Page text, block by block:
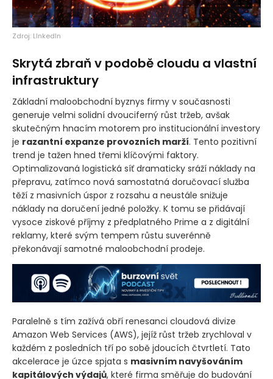
Zdroj: LInkedIn
Skrytá zbraň v podobě cloudu a vlastní
infrastruktury
Základní maloobchodní byznys firmy v současnosti
generuje velmi solidní dvouciferný růst tržeb, avšak
skutečným hnacím motorem pro institucionální investory
je razantní expanze provozních marží. Tento pozitivní
trend je tažen hned třemi klíčovými faktory.
Optimalizovaná logistická síť dramaticky sráží náklady na
přepravu, zatímco nová samostatná doručovací služba
těží z masivních úspor z rozsahu a neustále snižuje
náklady na doručení jedné položky. K tomu se přidávají
vysoce ziskové příjmy z předplatného Prime a z digitální
reklamy, které svým tempem růstu suverénně
překonávají samotné maloobchodní prodeje.
Paralelně s tím zažívá obří renesanci cloudová divize
Amazon Web Services (AWS), jejíž růst tržeb zrychloval v
každém z posledních tří po sobě jdoucích čtvrtletí. Tato
akcelerace je úzce spjata s masivním navyšováním
kapitálových výdajů, které firma směřuje do budování